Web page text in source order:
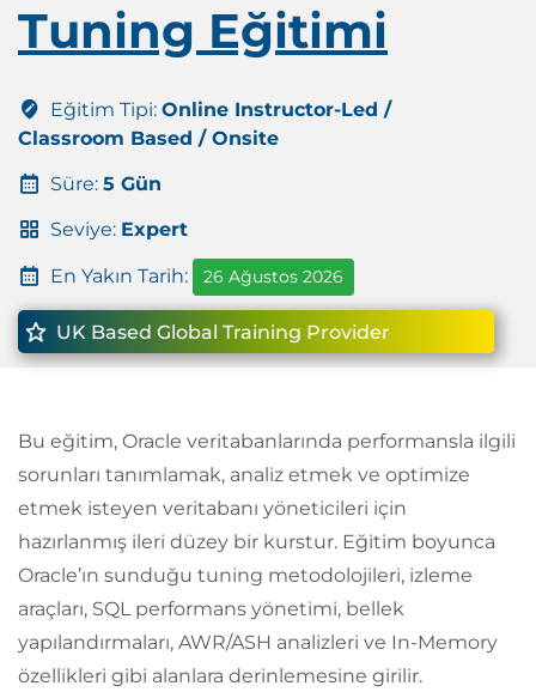
Tuning Eğitimi
Eğitim Tipi: Online Instructor-Led /
Classroom Based / Onsite
Süre: 5 Gün
Seviye: Expert
En Yakın Tarih: 26 Ağustos 2026
UK Based Global Training Provider
Bu eğitim, Oracle veritabanlarında performansla ilgili
sorunları tanımlamak, analiz etmek ve optimize
etmek isteyen veritabanı yöneticileri için
hazırlanmış ileri düzey bir kurstur. Eğitim boyunca
Oracle’ın sunduğu tuning metodolojileri, izleme
araçları, SQL performans yönetimi, bellek
yapılandırmaları, AWR/ASH analizleri ve In-Memory
özellikleri gibi alanlara derinlemesine girilir.